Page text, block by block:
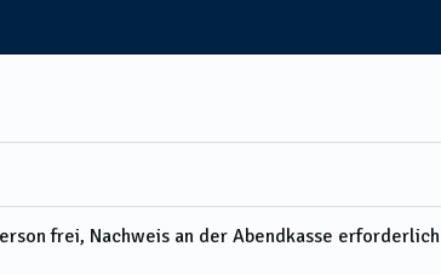
frei, Nachweis an der Abendkasse erforderlich